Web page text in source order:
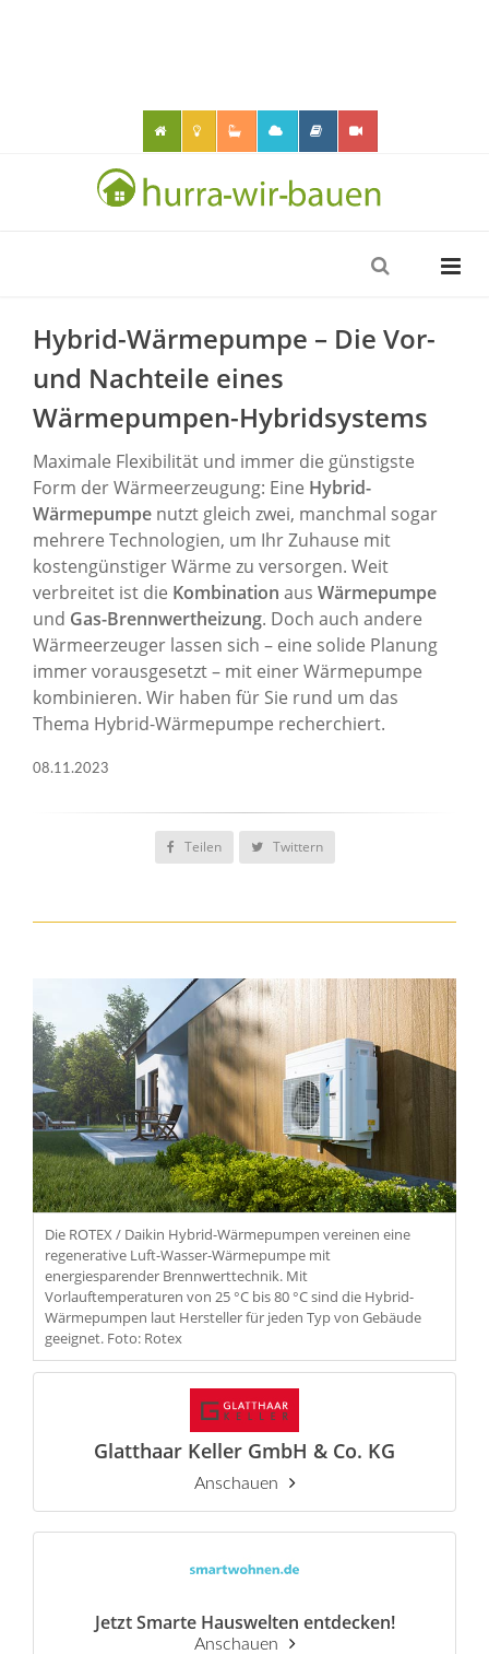
Hybrid-Wärmepumpe – Die Vor-
und Nachteile eines
Wärmepumpen-Hybridsystems
Maximale Flexibilität und immer die günstigste
Form der Wärmeerzeugung: Eine Hybrid-
Wärmepumpe nutzt gleich zwei, manchmal sogar
mehrere Technologien, um Ihr Zuhause mit
kostengünstiger Wärme zu versorgen. Weit
verbreitet ist die Kombination aus Wärmepumpe
und Gas-Brennwertheizung. Doch auch andere
Wärmeerzeuger lassen sich – eine solide Planung
immer vorausgesetzt – mit einer Wärmepumpe
kombinieren. Wir haben für Sie rund um das
Thema Hybrid-Wärmepumpe recherchiert.
08.11.2023
Teilen Twittern
Die ROTEX / Daikin Hybrid-Wärmepumpen vereinen eine
regenerative Luft-Wasser-Wärmepumpe mit
energiesparender Brennwerttechnik. Mit
Vorlauftemperaturen von 25 °C bis 80 °C sind die Hybrid-
Wärmepumpen laut Hersteller für jeden Typ von Gebäude
geeignet. Foto: Rotex
Glatthaar Keller GmbH & Co. KG
Anschauen
Jetzt Smarte Hauswelten entdecken!
Anschauen